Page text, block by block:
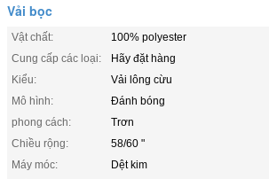
Vải bọc
Vật chất:
100% polyester
Cung cấp các loại:
Hãy đặt hàng
Kiểu:
Vải lông cừu
Mô hình:
Đánh bóng
phong cách:
Trơn
Chiều rộng:
58/60 "
Máy móc:
Dệt kim